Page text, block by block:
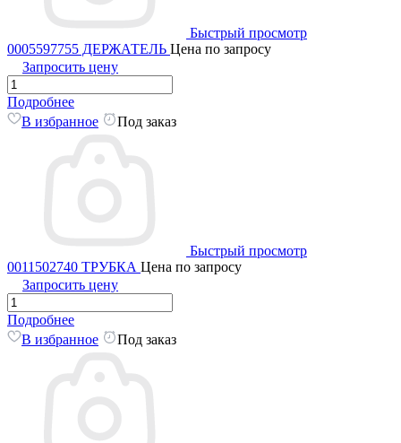
Быстрый просмотр
0005597755 ДЕРЖАТЕЛЬ Цена по запросу
Запросить цену
Подробнее
В избранное
Под заказ
Быстрый просмотр
0011502740 ТРУБКА Цена по запросу
Запросить цену
Подробнее
В избранное
Под заказ